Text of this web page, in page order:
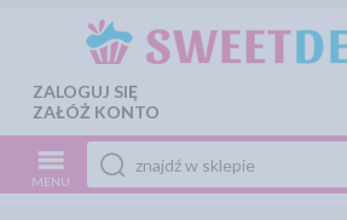
ZALOGUJ SIĘ
ZAŁÓŻ KONTO
MENU